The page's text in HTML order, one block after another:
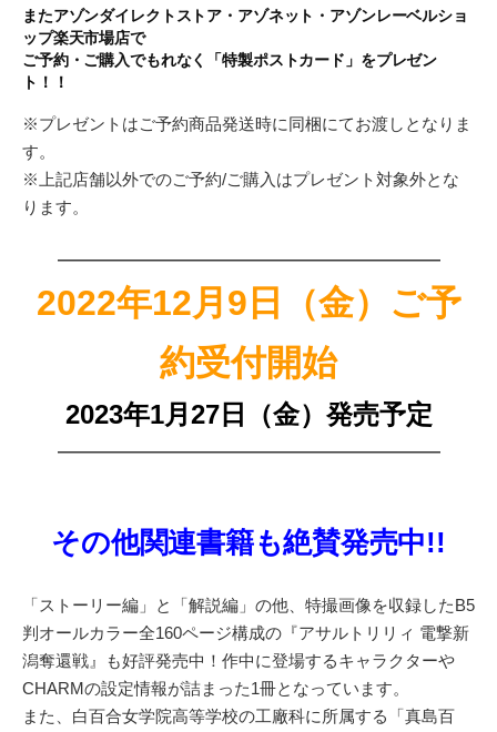
またアゾンダイレクトストア・アゾネット・アゾンレーベルショ
ップ楽天市場店で
ご予約・ご購入でもれなく「特製ポストカード」をプレゼン
ト！！
※プレゼントはご予約商品発送時に同梱にてお渡しとなりま
す。
※上記店舗以外でのご予約/ご購入はプレゼント対象外とな
ります。
———————————————————————
2022年12月9日（金）ご予
約受付開始
2023年1月27日（金）発売予定
———————————————————————
その他関連書籍も絶賛発売中!!
「ストーリー編」と「解説編」の他、特撮画像を収録したB5
判オールカラー全160ページ構成の『アサルトリリィ 電撃新
潟奪還戦』も好評発売中！作中に登場するキャラクターや
CHARMの設定情報が詰まった1冊となっています。
また、白百合女学院高等学校の工廠科に所属する「真島百